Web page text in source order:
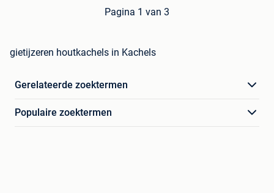
Pagina 1 van 3
gietijzeren houtkachels in Kachels
Gerelateerde zoektermen
Populaire zoektermen